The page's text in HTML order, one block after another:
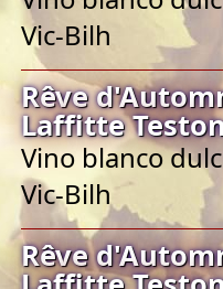
Vic-Bilh
Rêve
Laffitte
Vino blanco
Vic-Bilh
Rêve